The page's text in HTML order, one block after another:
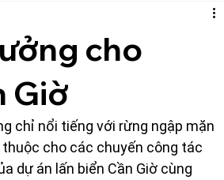
cho
Giờ
chỉ nổi tiếng với rừng ngập mặn
cho các chuyến công tác
dự án lấn biển Cần Giờ cùng